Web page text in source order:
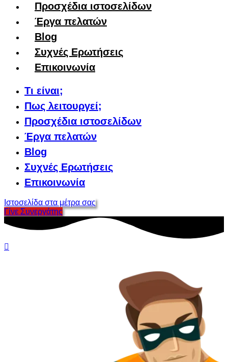
Προσχέδια ιστοσελίδων
Έργα πελατών
Blog
Συχνές Ερωτήσεις
Επικοινωνία
Τι είναι;
Πως λειτουργεί;
Προσχέδια ιστοσελίδων
Έργα πελατών
Blog
Συχνές Ερωτήσεις
Επικοινωνία
Ιστοσελίδα στα μέτρα σας
Γίνε Συνεργάτης